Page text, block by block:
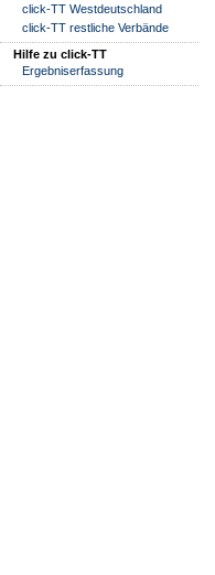
click-TT Westdeutschland
click-TT restliche Verbände
Hilfe zu click-TT
Ergebniserfassung